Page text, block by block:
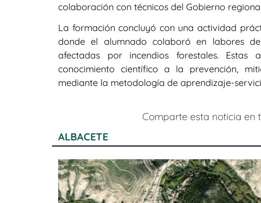
colaboración con técnicos del Gobierno
La formación concluyó con una actividad
donde el alumnado colaboró en labores
afectadas por incendios forestales. Estas
conocimiento científico a la prevención,
mediante la metodología de aprendizaje-
Comparte esta noticia en
ALBACETE